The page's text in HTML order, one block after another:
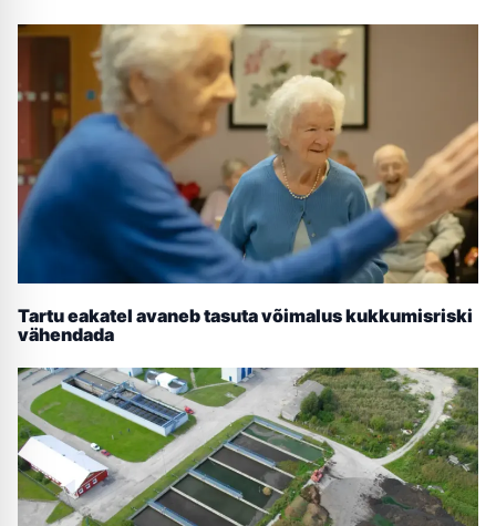
Tartu eakatel avaneb tasuta võimalus kukkumisriski
vähendada